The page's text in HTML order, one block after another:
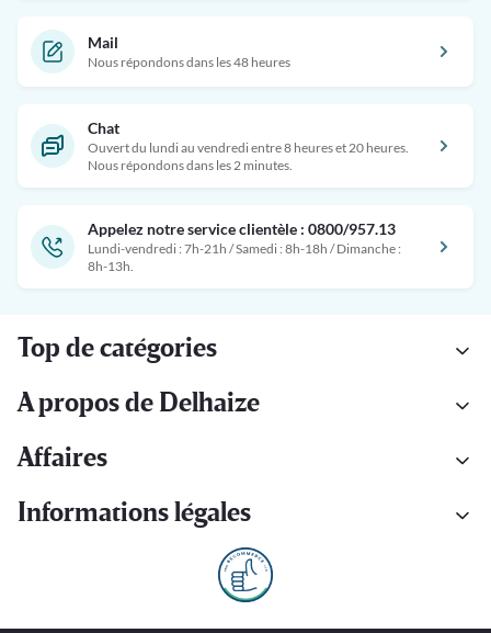
Mail
Nous répondons dans les 48 heures
Chat
Ouvert du lundi au vendredi entre 8 heures et 20 heures.
Nous répondons dans les 2 minutes.
Appelez notre service clientèle : 0800/957.13
Lundi-vendredi : 7h-21h / Samedi : 8h-18h / Dimanche :
8h-13h.
Top de catégories
A propos de Delhaize
Affaires
Informations légales